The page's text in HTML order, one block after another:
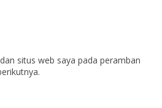
situs web saya pada peramban